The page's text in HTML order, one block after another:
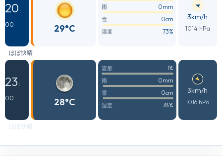
20 :
00
29°C
雨 0mm
雪 0cm
湿度 73%
3km/h
1014 hPa
ほぼ快晴
23 :
00
28°C
雲量 1%
雨 0mm
雪 0cm
湿度 78%
3km/h
1016 hPa
ほぼ快晴